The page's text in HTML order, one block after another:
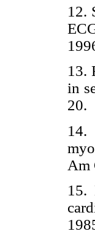
12.
13.
in
14.
15.